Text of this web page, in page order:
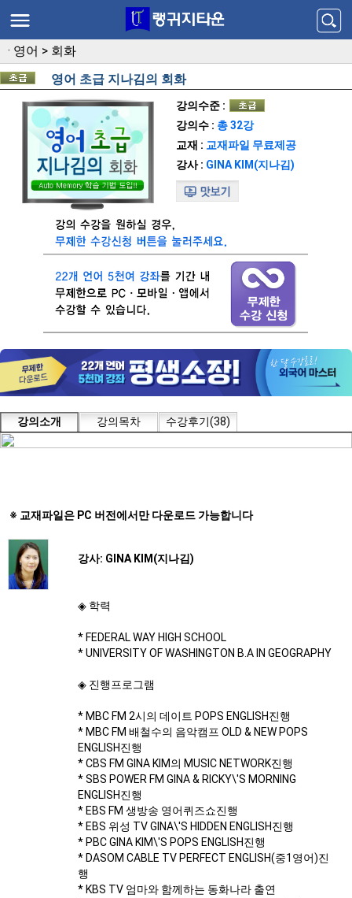
· 영어 > 회화
영어 초급 지나김의 회화
강의수준 :
강의수 : 총 32강
교재 : 교재파일 무료제공
강사 : GINA KIM(지나김)
강의소개 강의목차 수강후기(38)
※ 교재파일은 PC 버전에서만 다운로드 가능합니다
강사: GINA KIM(지나김)
◈ 학력
* FEDERAL WAY HIGH SCHOOL
* UNIVERSITY OF WASHINGTON B.A IN GEOGRAPHY
◈ 진행프로그램
* MBC FM 2시의 데이트 POPS ENGLISH진행
* MBC FM 배철수의 음악캠프 OLD & NEW POPS
ENGLISH진행
* CBS FM GINA KIM의 MUSIC NETWORK진행
* SBS POWER FM GINA & RICKY\'S MORNING
ENGLISH진행
* EBS FM 생방송 영어퀴즈쇼진행
* EBS 위성 TV GINA\'S HIDDEN ENGLISH진행
* PBC GINA KIM\'S POPS ENGLISH진행
* DASOM CABLE TV PERFECT ENGLISH(중1영어)진
행
* KBS TV 엄마와 함께하는 동화나라 출연